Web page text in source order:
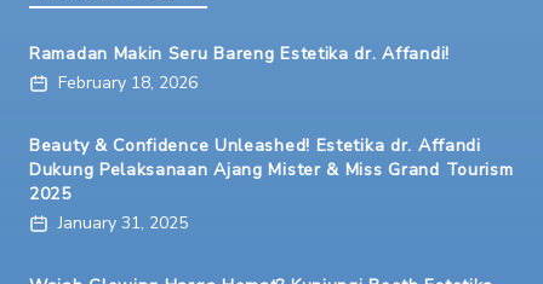
Ramadan Makin Seru Bareng Estetika dr. Affandi!
February 18, 2026
Beauty & Confidence Unleashed! Estetika dr. Affandi
Dukung Pelaksanaan Ajang Mister & Miss Grand Tourism
2025
January 31, 2025